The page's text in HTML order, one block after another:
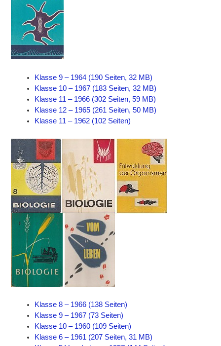
Klasse 9 – 1964 (190 Seiten, 32 MB)
Klasse 10 – 1967 (183 Seiten, 32 MB)
Klasse 11 – 1966 (302 Seiten, 59 MB)
Klasse 12 – 1965 (261 Seiten, 50 MB)
Klasse 11 – 1962 (102 Seiten)
Klasse 8 – 1966 (138 Seiten)
Klasse 9 – 1967 (73 Seiten)
Klasse 10 – 1960 (109 Seiten)
Klasse 6 – 1961 (207 Seiten, 31 MB)